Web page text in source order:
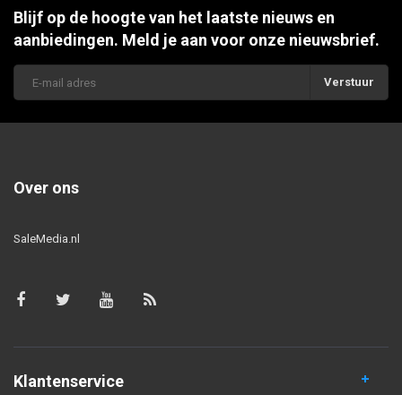
Blijf op de hoogte van het laatste nieuws en
aanbiedingen. Meld je aan voor onze nieuwsbrief.
Verstuur
Over ons
SaleMedia.nl
Klantenservice